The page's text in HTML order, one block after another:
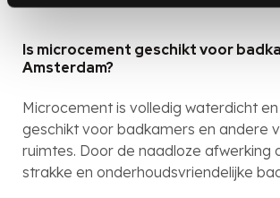
Is microcement geschikt voor
Amsterdam?
Microcement is volledig waterdicht
geschikt voor badkamers en andere
ruimtes. Door de naadloze afwerking
strakke en onderhoudsvriendelijke